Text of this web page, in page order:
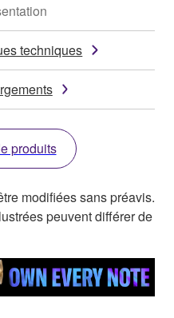
techniques
produits
modifiées sans préavis.
peuvent différer de